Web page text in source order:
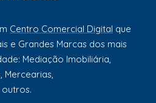
Centro Comercial Digital que
e Grandes Marcas dos mais
Mediação Imobiliária,